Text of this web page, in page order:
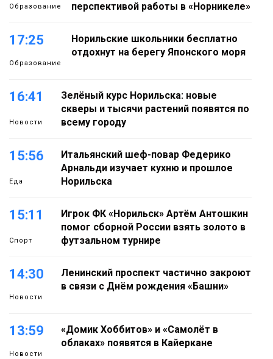
Образование
перспективой работы в «Норникеле»
17:25
Образование
Норильские школьники бесплатно
отдохнут на берегу Японского моря
16:41
Новости
Зелёный курс Норильска: новые
скверы и тысячи растений появятся по
всему городу
15:56
Еда
Итальянский шеф-повар Федерико
Арнальди изучает кухню и прошлое
Норильска
15:11
Спорт
Игрок ФК «Норильск» Артём Антошкин
помог сборной России взять золото в
футзальном турнире
14:30
Новости
Ленинский проспект частично закроют
в связи с Днём рождения «Башни»
13:59
Новости
«Домик Хоббитов» и «Самолёт в
облаках» появятся в Кайеркане